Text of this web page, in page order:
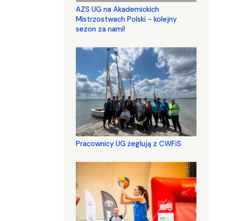
AZS UG na Akademickich
Mistrzostwach Polski - kolejny
sezon za nami!
Pracownicy UG żeglują z CWFiS